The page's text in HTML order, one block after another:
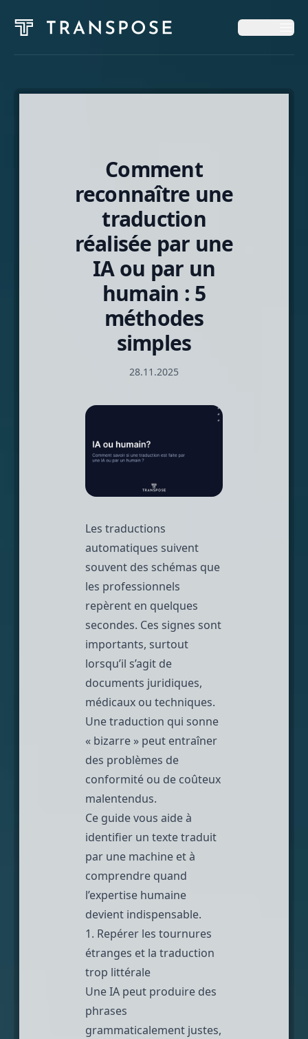
Accueil
Comment
reconnaître une
traduction
réalisée par une
IA ou par un
humain : 5
méthodes
simples
28.11.2025
Les traductions
automatiques suivent
souvent des schémas que
les professionnels
repèrent en quelques
secondes. Ces signes sont
importants, surtout
lorsqu’il s’agit de
documents juridiques,
médicaux ou techniques.
Une traduction qui sonne
« bizarre » peut entraîner
des problèmes de
conformité ou de coûteux
malentendus.
Ce guide vous aide à
identifier un texte traduit
par une machine et à
comprendre quand
l’expertise humaine
devient indispensable.
1. Repérer les tournures
étranges et la traduction
trop littérale
Une IA peut produire des
phrases
grammaticalement justes,